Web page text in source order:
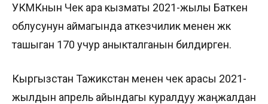
УКМКнын Чек ара кызматы 2021-жылы Баткен
облусунун аймагында аткезчилик менен жүк
ташыган 170 учур аныкталганын билдирген.
Кыргызстан Тажикстан менен чек арасы 2021-
жылдын апрель айындагы куралдуу жаңжалдан